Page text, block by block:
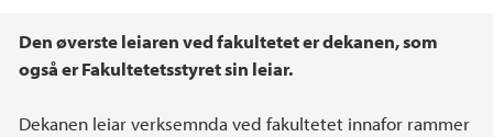
Main content
Den øverste leiaren ved fakultetet er dekanen, som
også er Fakultetetsstyret sin leiar.
Dekanen leiar verksemnda ved fakultetet innafor rammer